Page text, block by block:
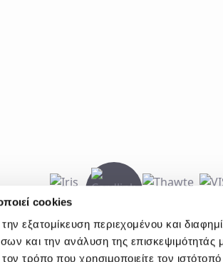
cookies
εξατομίκευση περιεχομένου και
και την ανάλυση της
τρόπο που χρησιμοποιείτε τον